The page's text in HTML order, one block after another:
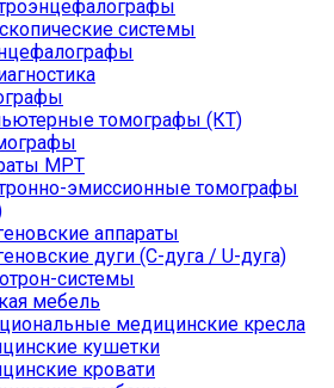
системы
томографы (КТ)
МРТ
эмиссионные томографы
аппараты
дуги (С-дуга / U-дуга)
системы
мебель
медицинские кресла
кушетки
кровати